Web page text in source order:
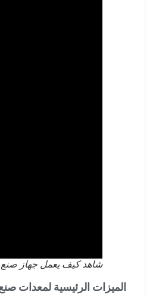
شاهد كيف يعمل جهاز صنع
الميزات الرئيسية لمعدات صنع